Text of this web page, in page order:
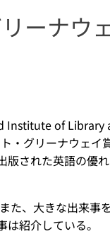
ーナウ
Institute of
グリーナウェイ
された英語の優
た、大きな出来事
紹介している。